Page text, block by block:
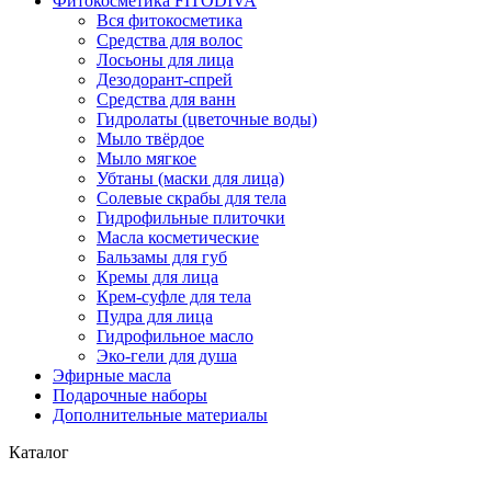
Вся фитокосметика
Средства для волос
Лосьоны для лица
Дезодорант-спрей
Средства для ванн
Гидролаты (цветочные воды)
Мыло твёрдое
Мыло мягкое
Убтаны (маски для лица)
Солевые скрабы для тела
Гидрофильные плиточки
Масла косметические
Бальзамы для губ
Кремы для лица
Крем-суфле для тела
Пудра для лица
Гидрофильное масло
Эко-гели для душа
Эфирные масла
Подарочные наборы
Дополнительные материалы
Каталог